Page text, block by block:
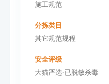
施工规范
分拣类目
其它规范规程
安全评级
大猫严选·已脱敏杀毒